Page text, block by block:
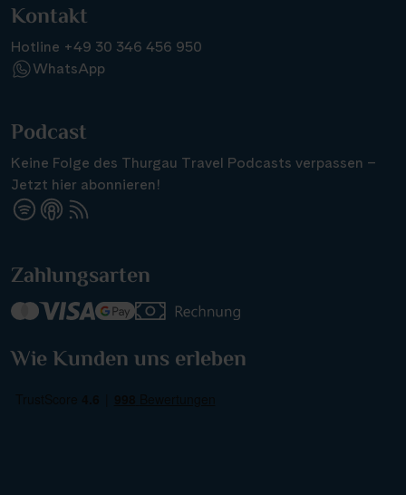
Kontakt
Hotline +49 30 346 456 950
WhatsApp
Podcast
Keine Folge des Thurgau Travel Podcasts verpassen –
Jetzt hier abonnieren!
Zahlungsarten
Wie Kunden uns erleben
Suchen & Buchen
Reisezeitraum